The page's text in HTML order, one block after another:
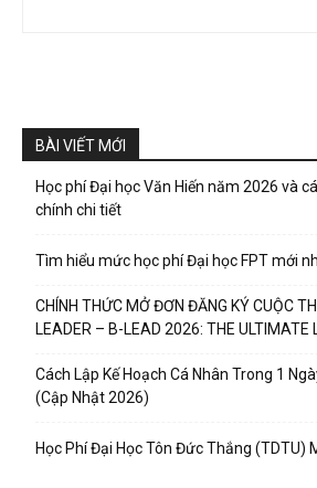
BÀI VIẾT MỚI
Học phí Đại học Văn Hiến năm 2026 và
chính chi tiết
Tìm hiểu mức học phí Đại học FPT mới
CHÍNH THỨC MỞ ĐƠN ĐĂNG KÝ CUỘC
LEADER – B-LEAD 2026: THE ULTIMATE
Cách Lập Kế Hoạch Cá Nhân Trong 1
(Cập Nhật 2026)
Học Phí Đại Học Tôn Đức Thắng (TDTU)